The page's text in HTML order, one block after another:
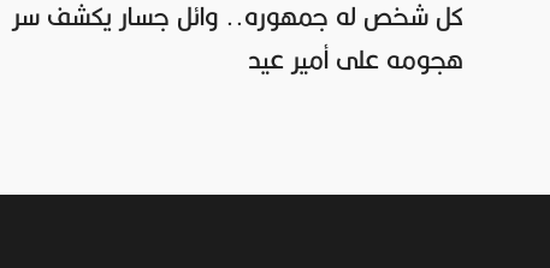
كل شخص له جمهوره.. وائل جسار يكشف سر
هجومه على أمير عيد